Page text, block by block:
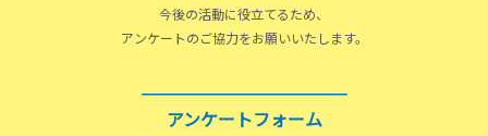
今後の活動に役立てるため、
アンケートのご協力をお願いいたします。
アンケートフォーム